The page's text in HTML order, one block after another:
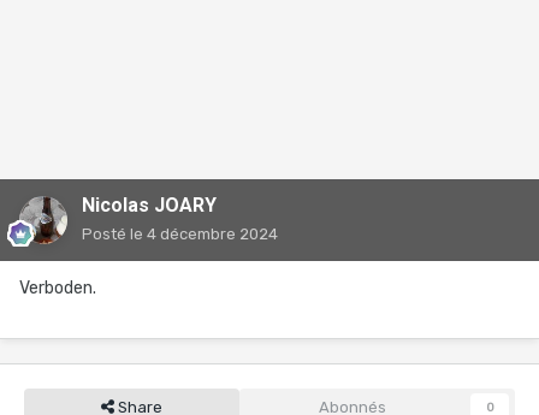
Nicolas JOARY
Posté le 4 décembre 2024
Verboden.
Share Abonnés 0